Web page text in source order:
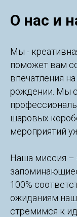
О нас и
Мы -
поможет вам
впечатления
рождении. Мы
шаровых
мероприятий
Наша миссия –
100%
ожиданиям
стремимся к